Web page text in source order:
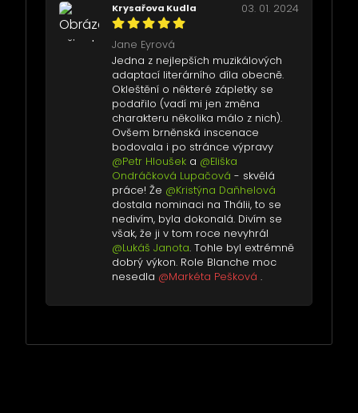
Krysařova Kudla 03. 01. 2024
Jane Eyrová
Jedna z nejlepších muzikálových
adaptací literárního díla obecně.
Okleštění o některé zápletky se
podařilo (vadí mi jen změna
charakteru několika málo z nich).
Ovšem brněnská inscenace
bodovala i po stránce výpravy
@Petr Hloušek a @Eliška
Ondráčková Lupačová - skvělá
práce! Že @Kristýna Daňhelová
dostala nominaci na Thálii, to se
nedivím, byla dokonalá. Divím se
však, že ji v tom roce nevyhrál
@Lukáš Janota. Tohle byl extrémně
dobrý výkon. Role Blanche moc
nesedla @Markéta Pešková .